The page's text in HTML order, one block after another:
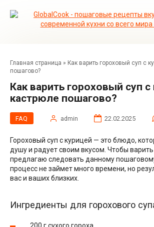
Главная страница » Как варить гороховый суп с
пошагово?
Как варить гороховый суп с курицей в
кастрюле пошагово?
FAQ admin 22.02.2025
Гороховый суп с курицей — это блюдо,
душу и радует своим вкусом. Чтобы варить
предлагаю следовать данному
процесс не займет много времени, но
вас и ваших близких.
Ингредиенты для горохового